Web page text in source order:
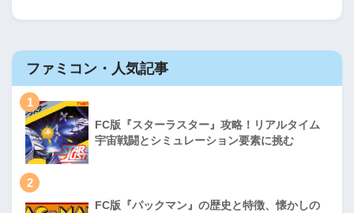
ファミコン・人気記事
1
FC版『スターラスター』攻略！リアルタイム
宇宙戦闘とシミュレーション要素に挑む
2
FC版『パックマン』の歴史と特徴、懐かしの